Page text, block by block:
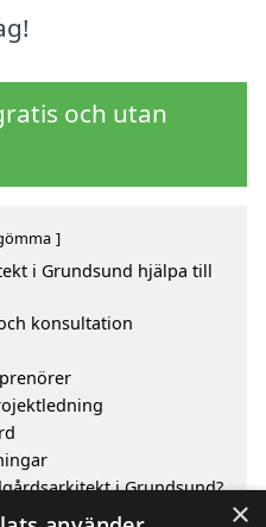
och utan
i Grundsund hjälpa till
konsultation
i Grundsund?
i Grundsund ×